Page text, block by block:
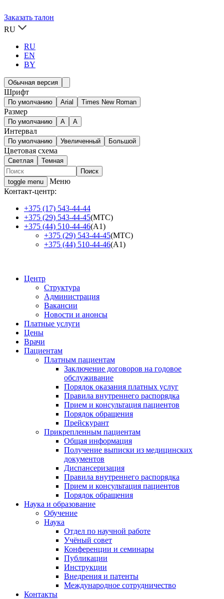
Заказать талон
RU
RU
EN
BY
Обычная версия
Шрифт
По умолчанию Arial Times New Roman
Размер
По умолчанию A A
Интервал
По умолчанию Увеличенный Большой
Цветовая схема
Светлая Темная
toggle menu
Меню
Контакт-центр:
+375 (17) 543-44-44
+375 (29) 543-44-45(МТС)
+375 (44) 510-44-46(А1)
+375 (29) 543-44-45(МТС)
+375 (44) 510-44-46(А1)
Центр
Структура
Администрация
Вакансии
Новости и анонсы
Платные услуги
Цены
Врачи
Пациентам
Платным пациентам
Заключение договоров на годовое
обслуживание
Порядок оказания платных услуг
Правила внутреннего распорядка
Прием и консультация пациентов
Порядок обращения
Прейскурант
Прикрепленным пациентам
Общая информация
Получение выписки из медицинских
документов
Диспансеризация
Правила внутреннего распорядка
Прием и консультация пациентов
Порядок обращения
Наука и образование
Обучение
Наука
Отдел по научной работе
Учёный совет
Конференции и семинары
Публикации
Инструкции
Внедрения и патенты
Международное сотрудничество
Контакты